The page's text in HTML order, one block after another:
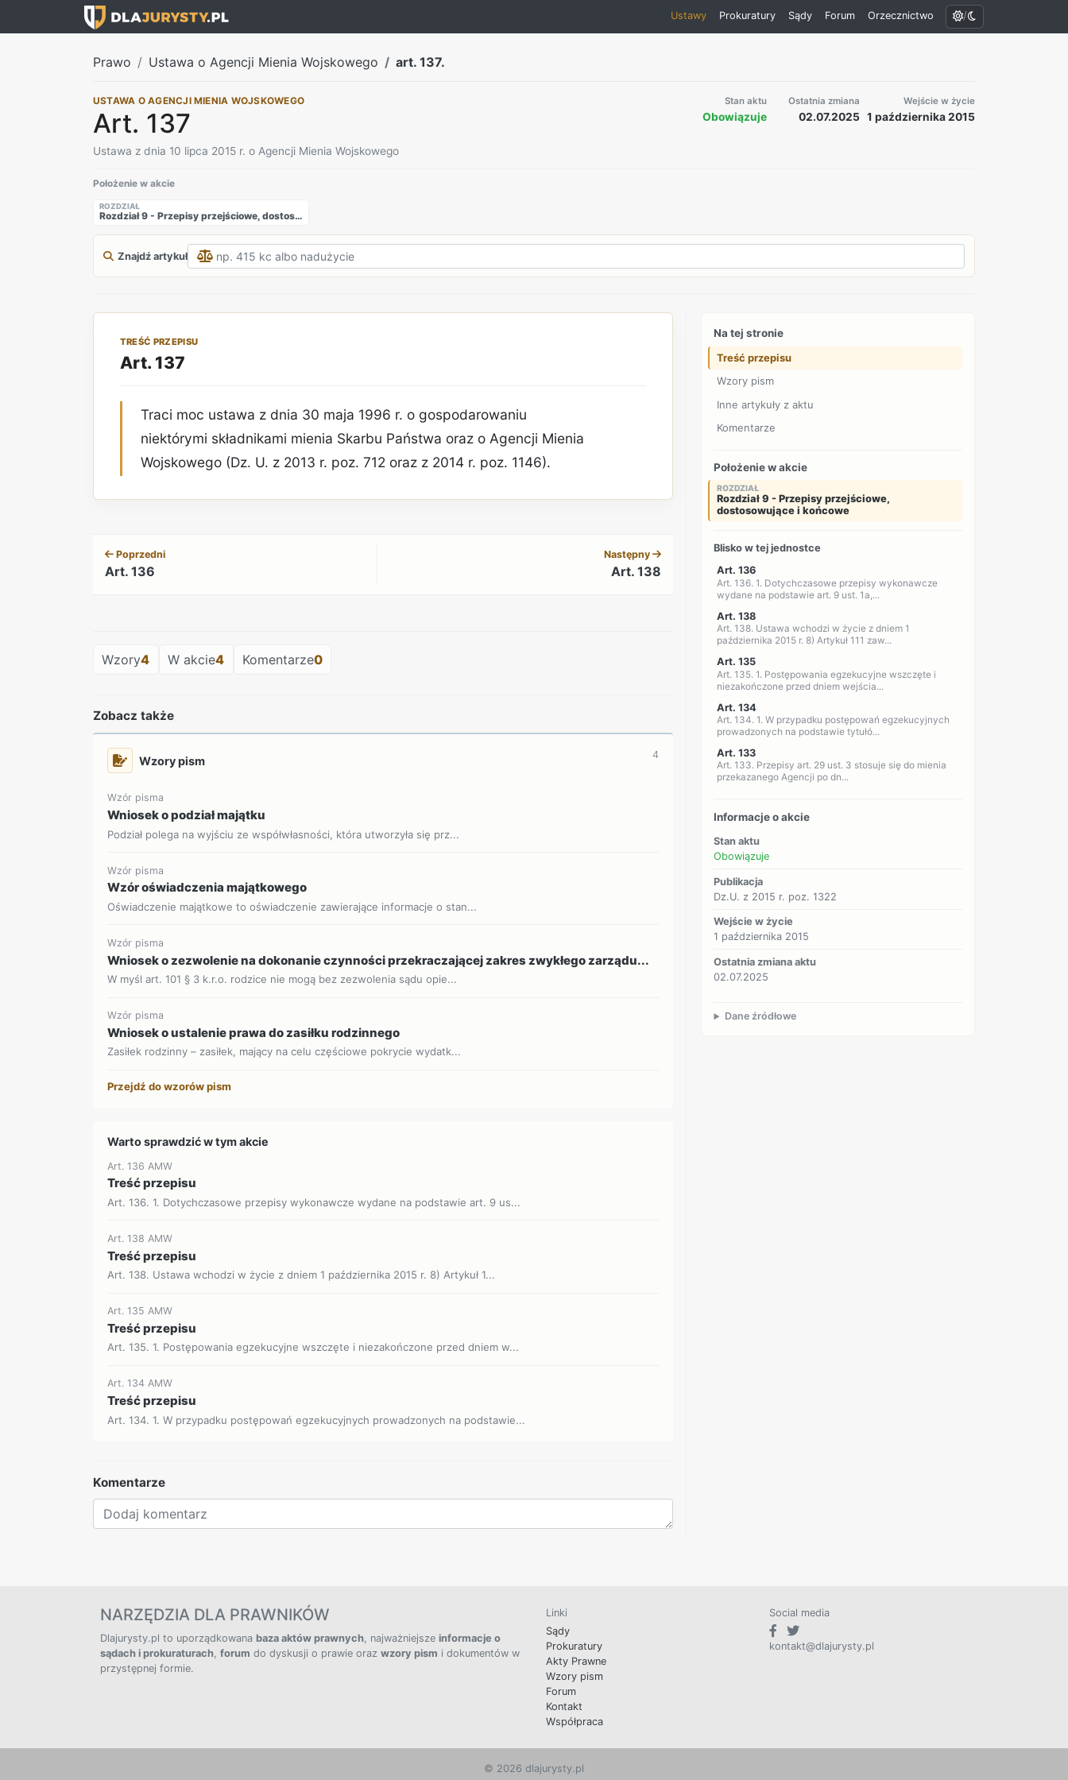
Ustawy Prokuratury Sądy Forum Orzecznictwo /
Prawo Ustawa o Agencji Mienia Wojskowego art. 137.
USTAWA O AGENCJI MIENIA WOJSKOWEGO
Art. 137
Ustawa z dnia 10 lipca 2015 r. o Agencji Mienia Wojskowego
Stan aktu
Obowiązuje
Ostatnia zmiana
02.07.2025
Wejście w życie
1 października 2015
Położenie w akcie
ROZDZIAŁ
Rozdział 9 - Przepisy przejściowe, dostosowujące i końcowe
Znajdź artykuł
TREŚĆ PRZEPISU
Art. 137
Traci moc ustawa z dnia 30 maja 1996 r. o gospodarowaniu
niektórymi składnikami mienia Skarbu Państwa oraz o Agencji Mienia
Wojskowego (Dz. U. z 2013 r. poz. 712 oraz z 2014 r. poz. 1146).
Poprzedni
Art. 136
Następny
Art. 138
Wzory4 W akcie4 Komentarze0
Zobacz także
Wzory pism 4
Wzór pisma
Wniosek o podział majątku
Podział polega na wyjściu ze współwłasności, która utworzyła się prz...
Wzór pisma
Wzór oświadczenia majątkowego
Oświadczenie majątkowe to oświadczenie zawierające informacje o stan...
Wzór pisma
Wniosek o zezwolenie na dokonanie czynności przekraczającej zakres zwykłego zarządu...
W myśl art. 101 § 3 k.r.o. rodzice nie mogą bez zezwolenia sądu opie...
Wzór pisma
Wniosek o ustalenie prawa do zasiłku rodzinnego
Zasiłek rodzinny – zasiłek, mający na celu częściowe pokrycie wydatk...
Przejdź do wzorów pism
Warto sprawdzić w tym akcie
Art. 136 AMW
Treść przepisu
Art. 136. 1. Dotychczasowe przepisy wykonawcze wydane na podstawie art. 9 us...
Art. 138 AMW
Treść przepisu
Art. 138. Ustawa wchodzi w życie z dniem 1 października 2015 r. 8) Artykuł 1...
Art. 135 AMW
Treść przepisu
Art. 135. 1. Postępowania egzekucyjne wszczęte i niezakończone przed dniem w...
Art. 134 AMW
Treść przepisu
Art. 134. 1. W przypadku postępowań egzekucyjnych prowadzonych na podstawie...
Komentarze
Na tej stronie
Treść przepisu
Wzory pism
Inne artykuły z aktu
Komentarze
Położenie w akcie
ROZDZIAŁ
Rozdział 9 - Przepisy przejściowe,
dostosowujące i końcowe
Blisko w tej jednostce
Art. 136
Art. 136. 1. Dotychczasowe przepisy wykonawcze
wydane na podstawie art. 9 ust. 1a,...
Art. 138
Art. 138. Ustawa wchodzi w życie z dniem 1
października 2015 r. 8) Artykuł 111 zaw...
Art. 135
Art. 135. 1. Postępowania egzekucyjne wszczęte i
niezakończone przed dniem wejścia...
Art. 134
Art. 134. 1. W przypadku postępowań egzekucyjnych
prowadzonych na podstawie tytułó...
Art. 133
Art. 133. Przepisy art. 29 ust. 3 stosuje się do mienia
przekazanego Agencji po dn...
Informacje o akcie
Stan aktu
Obowiązuje
Publikacja
Dz.U. z 2015 r. poz. 1322
Wejście w życie
1 października 2015
Ostatnia zmiana aktu
02.07.2025
Dane źródłowe
NARZĘDZIA DLA PRAWNIKÓW
Dlajurysty.pl to uporządkowana baza aktów prawnych, najważniejsze informacje o
sądach i prokuraturach, forum do dyskusji o prawie oraz wzory pism i dokumentów w
przystępnej formie.
Linki
Sądy
Prokuratury
Akty Prawne
Wzory pism
Forum
Kontakt
Współpraca
Social media
kontakt@dlajurysty.pl
© 2026 dlajurysty.pl